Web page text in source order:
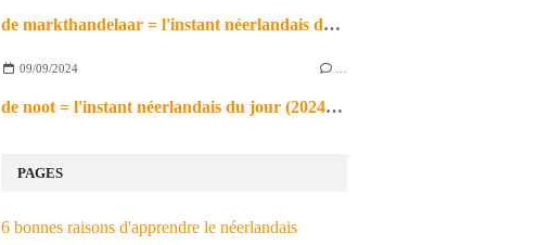
de markthandelaar = l'instant néerlandais du jour (2026_03_11)
09/09/2024
de noot = l'instant néerlandais du jour (2024_09_09)
PAGES
6 bonnes raisons d'apprendre le néerlandais